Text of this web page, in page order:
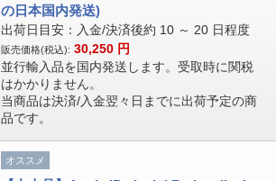
の日本国内発送)
出荷日目安：入金/決済後約 10 ～ 20 日程度
販売価格(税込): 30,250 円
並行輸入品を国内発送します。受取時に関税
はかかりません。
当商品は決済/入金翌々日までに出荷予定の商
品です。
オススメ